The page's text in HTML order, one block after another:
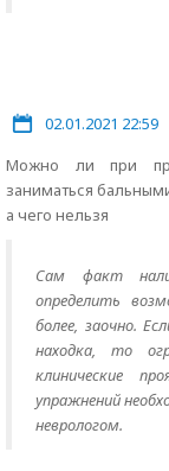
02.01.2021 22:59
Можно ли при
заниматься
а чего нельзя
Сам факт
определить
более, заочно.
находка, то
клинические
упражнений
неврологом.